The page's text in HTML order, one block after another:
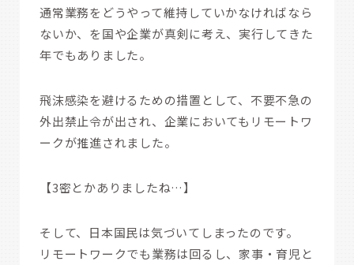
通常業務をどうやって維持していかなければなら
ないか、を国や企業が真剣に考え、実行してきた
年でもありました。
飛沫感染を避けるための措置として、不要不急の
外出禁止令が出され、企業においてもリモートワ
ークが推進されました。
【3密とかありましたね…】
そして、日本国民は気づいてしまったのです。
リモートワークでも業務は回るし、家事・育児と